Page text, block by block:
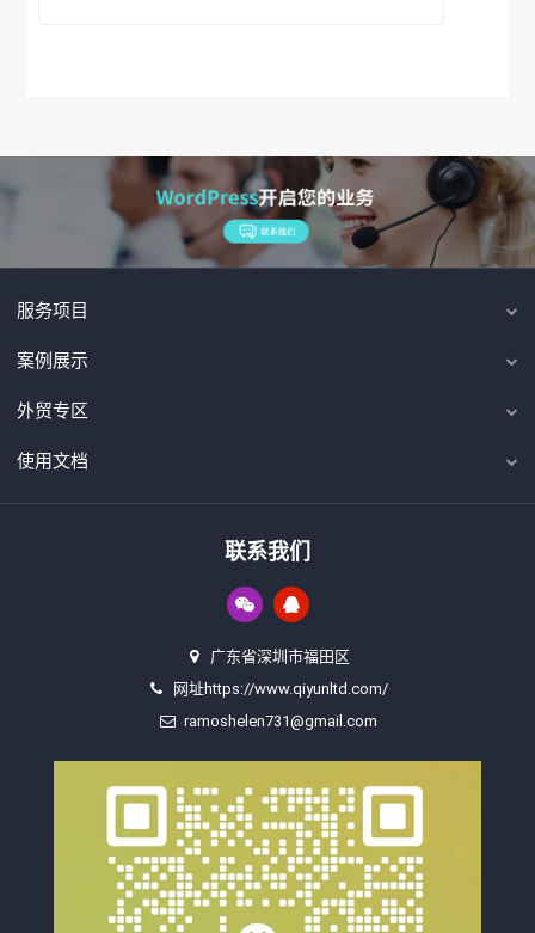
服务项目
案例展示
外贸专区
使用文档
联系我们
广东省深圳市福田区
网址https://www.qiyunltd.com/
ramoshelen731@gmail.com